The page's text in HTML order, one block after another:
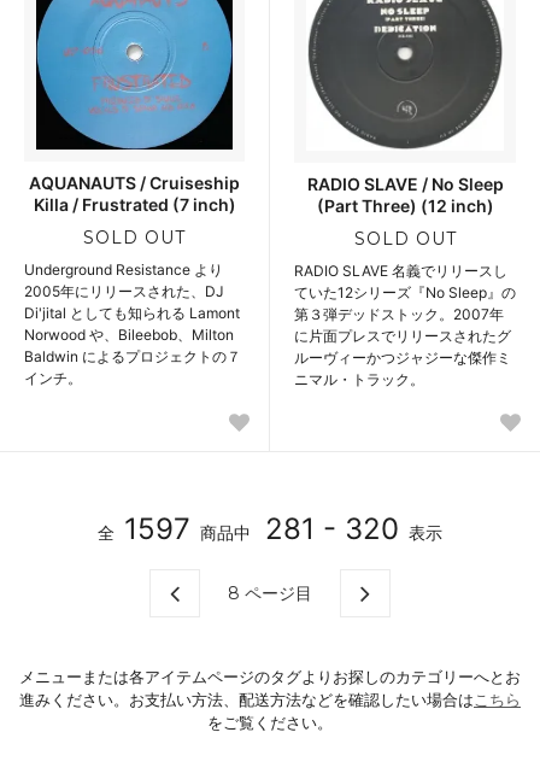
AQUANAUTS / Cruiseship
Killa / Frustrated (7 inch)
SOLD OUT
Underground Resistance より
2005年にリリースされた、DJ
Di'jital としても知られる Lamont
Norwood や、Bileebob、Milton
Baldwin によるプロジェクトの７
インチ。
RADIO SLAVE / No Sleep
(Part Three) (12 inch)
SOLD OUT
RADIO SLAVE 名義でリリースし
ていた12シリーズ『No Sleep』の
第３弾デッドストック。2007年
に片面プレスでリリースされたグ
ルーヴィーかつジャジーな傑作ミ
ニマル・トラック。
全 1597 商品中 281 - 320 表示
8 ページ目
メニューまたは各アイテムページのタグよりお探しのカテゴリーへとお
進みください。お支払い方法、配送方法などを確認したい場合は こちら
をご覧ください。